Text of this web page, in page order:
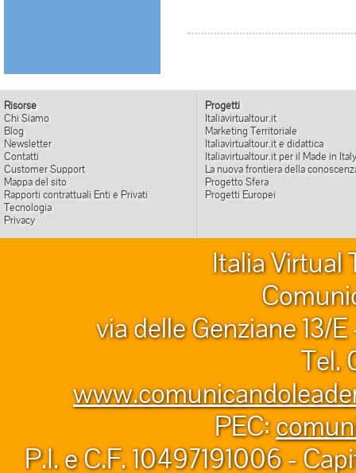
Risorse
Chi Siamo
Blog
Newsletter
Contatti
Customer Support
Mappa del sito
Rapporti contrattuali Enti e Privati
Tecnologia
Privacy
Progetti
Italiavirtualtour.it
Marketing Territoriale
Italiavirtualtour.it e didattica
Italiavirtualtour.it per il Made in Italy
La nuova frontiera della
Progetto Sfera
Progetti Europei
Italia Virtual
via delle Genziane 13/
Tel.
PEC:
P.I. e C.F. 10497191006 -